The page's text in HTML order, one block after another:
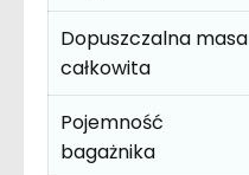
Dopuszczalna masa
całkowita
Pojemność
bagażnika